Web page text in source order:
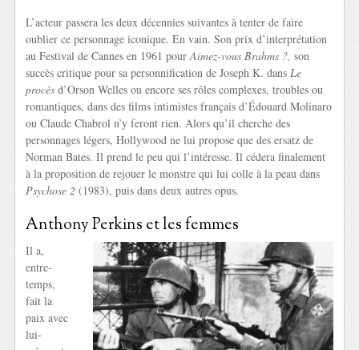
L’acteur passera les deux décennies suivantes à tenter de faire
oublier ce personnage iconique. En vain. Son prix d’interprétation
au Festival de Cannes en 1961 pourAimez-vous Brahms ?,son
succès critique pour sa personnification de Joseph K. dans Le
procèsd’Orson Welles ou encore ses rôles complexes, troubles ou
romantiques, dans des films intimistes français d’Édouard Molinaro
ou Claude Chabrol n’y feront rien. Alors qu’il cherche des
personnages légers, Hollywood ne lui propose que des ersatz de
Norman Bates. Il prend le peu qui l’intéresse. Il cédera finalement
à la proposition de rejouer le monstre qui lui colle à la peau dans
Psychose 2(1983), puis dans deux autres opus.
Anthony Perkins et les femmes
Il a,
entre-
temps,
fait la
paix avec
lui-